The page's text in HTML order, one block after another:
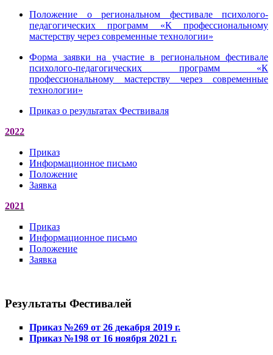
Положение о региональном фестивале психолого-
педагогических программ «К профессиональному
мастерству через современные технологии»
Форма заявки на участие в региональном фестивале
психолого-педагогических программ «К
профессиональному мастерству через современные
технологии»
Приказ о результатах Фествиваля
2022
Приказ
Информационное письмо
Положение
Заявка
2021
Приказ
Информационное письмо
Положение
Заявка
Результаты Фестивалей
Приказ №269 от 26 декабря 2019 г.
Приказ №198 от 16 ноября 2021 г.